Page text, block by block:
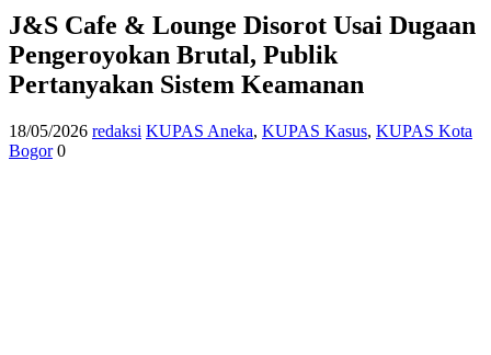
J&S Cafe & Lounge Disorot Usai Dugaan
Pengeroyokan Brutal, Publik
Pertanyakan Sistem Keamanan
18/05/2026 redaksi KUPAS Aneka, KUPAS Kasus, KUPAS Kota
Bogor 0